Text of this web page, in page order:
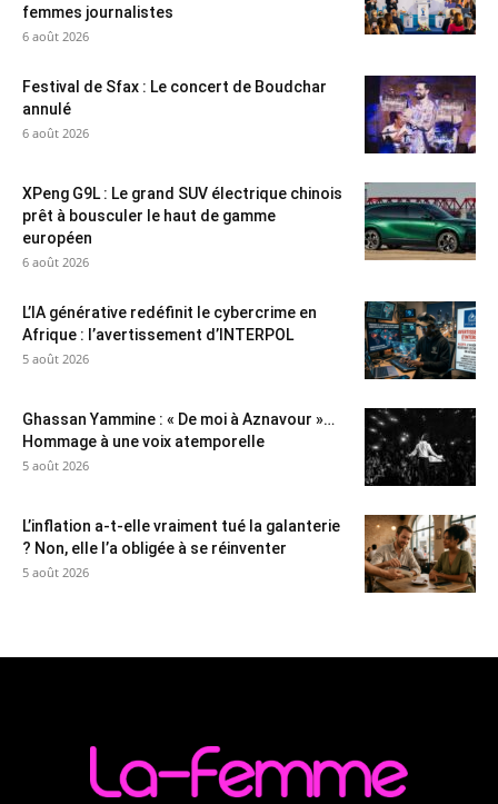
femmes journalistes
6 août 2026
Festival de Sfax : Le concert de Boudchar
annulé
6 août 2026
XPeng G9L : Le grand SUV électrique chinois
prêt à bousculer le haut de gamme
européen
6 août 2026
L’IA générative redéfinit le cybercrime en
Afrique : l’avertissement d’INTERPOL
5 août 2026
Ghassan Yammine : « De moi à Aznavour »…
Hommage à une voix atemporelle
5 août 2026
L’inflation a-t-elle vraiment tué la galanterie
? Non, elle l’a obligée à se réinventer
5 août 2026